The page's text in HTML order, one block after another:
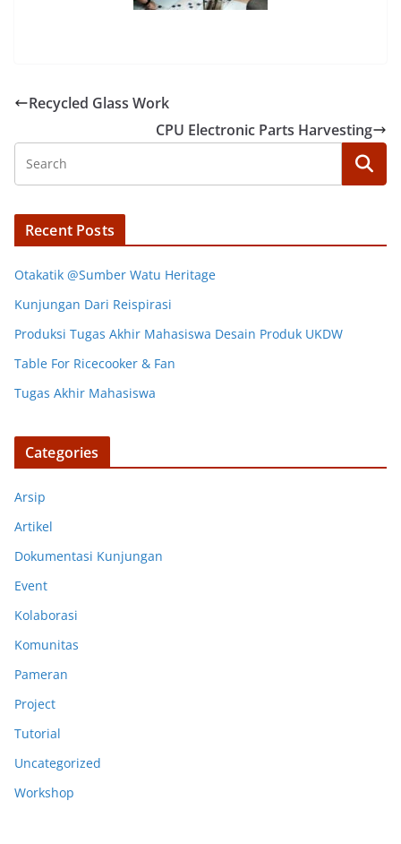
Recycled Glass Work
CPU Electronic Parts Harvesting
Recent Posts
Otakatik @Sumber Watu Heritage
Kunjungan Dari Reispirasi
Produksi Tugas Akhir Mahasiswa Desain Produk UKDW
Table For Ricecooker & Fan
Tugas Akhir Mahasiswa
Categories
Arsip
Artikel
Dokumentasi Kunjungan
Event
Kolaborasi
Komunitas
Pameran
Project
Tutorial
Uncategorized
Workshop